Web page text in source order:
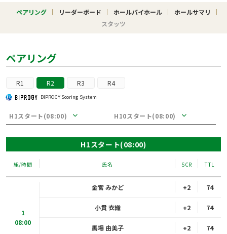
ペアリング リーダーボード ホールバイホール
ホールサマリ
スタッツ
ペアリング
R1 R2 R3 R4
BIPROGY Scoring System
H1スタート(08:00) H10スタート(08:00)
H1スタート(08:00)
組/時間 氏名 SCR TTL
1
08:00
金宮 みかど +2 74
小貫 衣織 +2 74
馬場 由美子 +2 74